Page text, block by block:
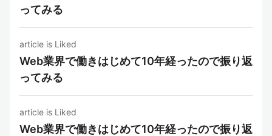
ってみる
article is Liked
Web業界で働きはじめて10年経ったので振り返
ってみる
article is Liked
Web業界で働きはじめて10年経ったので振り返